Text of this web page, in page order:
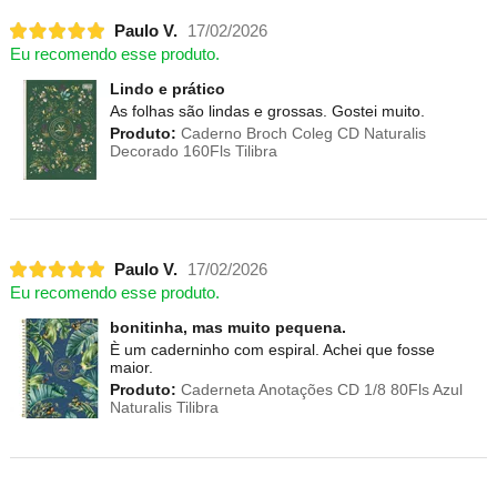
Paulo V.
17/02/2026
Eu recomendo esse produto.
Lindo e prático
As folhas são lindas e grossas. Gostei muito.
Produto: Caderno Broch Coleg CD Naturalis
Decorado 160Fls Tilibra
Paulo V.
17/02/2026
Eu recomendo esse produto.
bonitinha, mas muito pequena.
È um caderninho com espiral. Achei que fosse
maior.
Produto: Caderneta Anotações CD 1/8 80Fls Azul
Naturalis Tilibra